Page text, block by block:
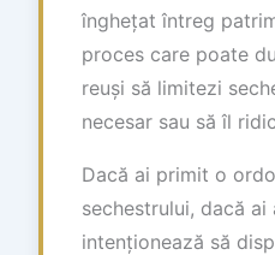
înghețat întreg
proces care poate
reuși să limitezi
necesar sau să îl
Dacă ai primit o
sechestrului, dacă
intenționează să